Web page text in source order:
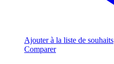
Ajouter à la liste de souhaits
Comparer